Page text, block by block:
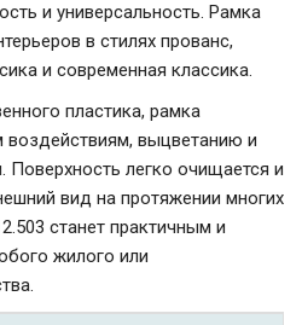
и универсальность. Рамка
в стилях прованс,
и современная классика.
пластика, рамка
воздействиям, выцветанию и
Поверхность легко очищается и
вид на протяжении многих
станет практичным и
жилого или